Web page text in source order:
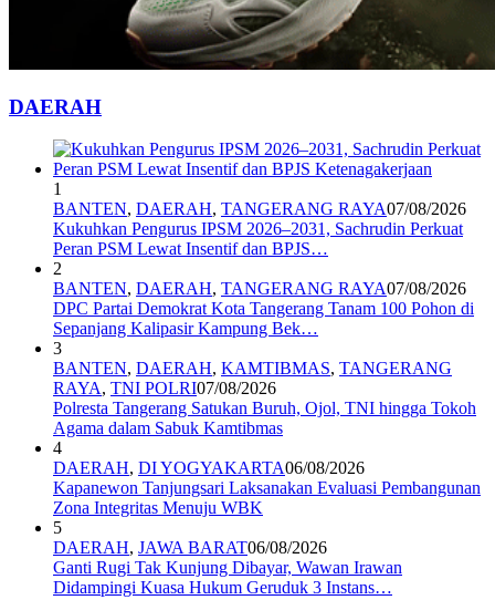
DAERAH
1
BANTEN, DAERAH, TANGERANG RAYA07/08/2026
Kukuhkan Pengurus IPSM 2026–2031, Sachrudin Perkuat
Peran PSM Lewat Insentif dan BPJS…
2
BANTEN, DAERAH, TANGERANG RAYA07/08/2026
DPC Partai Demokrat Kota Tangerang Tanam 100 Pohon di
Sepanjang Kalipasir Kampung Bek…
3
BANTEN, DAERAH, KAMTIBMAS, TANGERANG
RAYA, TNI POLRI07/08/2026
Polresta Tangerang Satukan Buruh, Ojol, TNI hingga Tokoh
Agama dalam Sabuk Kamtibmas
4
DAERAH, DI YOGYAKARTA06/08/2026
Kapanewon Tanjungsari Laksanakan Evaluasi Pembangunan
Zona Integritas Menuju WBK
5
DAERAH, JAWA BARAT06/08/2026
Ganti Rugi Tak Kunjung Dibayar, Wawan Irawan
Didampingi Kuasa Hukum Geruduk 3 Instans…